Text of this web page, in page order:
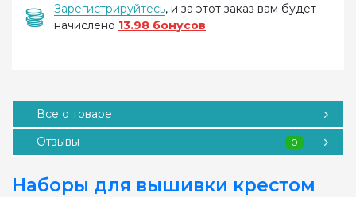
Зарегистрируйтесь, и за этот заказ вам будет
начислено 13.98 бонусов
Все о товаре
Отзывы
0
Наборы для вышивки крестом